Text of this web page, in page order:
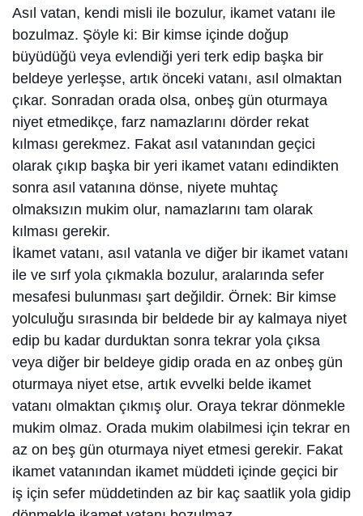
Asıl vatan, kendi misli ile bozulur, ikamet vatanı ile
bozulmaz. Şöyle ki: Bir kimse içinde doğup
büyüdüğü veya evlendiği yeri terk edip başka bir
beldeye yerleşse, artık önceki vatanı, asıl olmaktan
çıkar. Sonradan orada olsa, onbeş gün oturmaya
niyet etmedikçe, farz namazlarını dörder rekat
kılması gerekmez. Fakat asıl vatanından geçici
olarak çıkıp başka bir yeri ikamet vatanı edindikten
sonra asıl vatanına dönse, niyete muhtaç
olmaksızın mukim olur, namazlarını tam olarak
kılması gerekir.
İkamet vatanı, asıl vatanla ve diğer bir ikamet vatanı
ile ve sırf yola çıkmakla bozulur, aralarında sefer
mesafesi bulunması şart değildir. Örnek: Bir kimse
yolculuğu sırasında bir beldede bir ay kalmaya niyet
edip bu kadar durduktan sonra tekrar yola çıksa
veya diğer bir beldeye gidip orada en az onbeş gün
oturmaya niyet etse, artık evvelki belde ikamet
vatanı olmaktan çıkmış olur. Oraya tekrar dönmekle
mukim olmaz. Orada mukim olabilmesi için tekrar en
az on beş gün oturmaya niyet etmesi gerekir. Fakat
ikamet vatanından ikamet müddeti içinde geçici bir
iş için sefer müddetinden az bir kaç saatlik yola gidip